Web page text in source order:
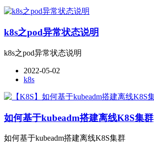
k8s之pod异常状态说明
k8s之pod异常状态说明
2022-05-02
k8s
如何基于kubeadm搭建离线K8S集群
如何基于kubeadm搭建离线K8S集群